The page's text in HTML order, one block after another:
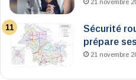
21 novembre
Sécurité
prépare
21 novembre